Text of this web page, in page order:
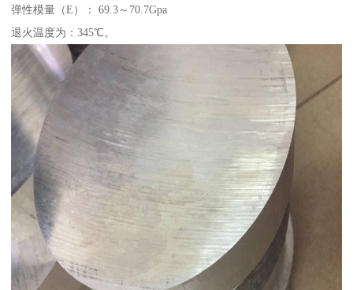
弹性模量（E）： 69.3～70.7Gpa
退火温度为：345℃。